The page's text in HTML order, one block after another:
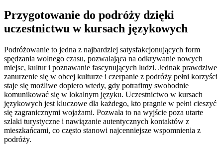
Przygotowanie do podróży dzięki
uczestnictwu w kursach językowych
Podróżowanie to jedna z najbardziej satysfakcjonujących form
spędzania wolnego czasu, pozwalająca na odkrywanie nowych
miejsc, kultur i poznawanie fascynujących ludzi. Jednak prawdziwe
zanurzenie się w obcej kulturze i czerpanie z podróży pełni korzyści
staje się możliwe dopiero wtedy, gdy potrafimy swobodnie
komunikować się w lokalnym języku. Uczestnictwo w kursach
językowych jest kluczowe dla każdego, kto pragnie w pełni cieszyć
się zagranicznymi wojażami. Pozwala to na wyjście poza utarte
szlaki turystyczne i nawiązanie autentycznych kontaktów z
mieszkańcami, co często stanowi najcenniejsze wspomnienia z
podróży.